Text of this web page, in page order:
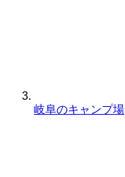
岐阜のキャンプ場